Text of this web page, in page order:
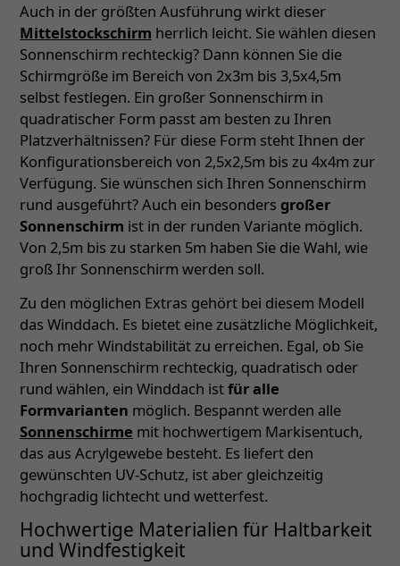
Auch in der größten Ausführung wirkt dieser
Mittelstockschirm herrlich leicht. Sie wählen diesen
Sonnenschirm rechteckig? Dann können Sie die
Schirmgröße im Bereich von 2x3m bis 3,5x4,5m
selbst festlegen. Ein großer Sonnenschirm in
quadratischer Form passt am besten zu Ihren
Platzverhältnissen? Für diese Form steht Ihnen der
Konfigurationsbereich von 2,5x2,5m bis zu 4x4m zur
Verfügung. Sie wünschen sich Ihren Sonnenschirm
rund ausgeführt? Auch ein besonders großer
Sonnenschirm ist in der runden Variante möglich.
Von 2,5m bis zu starken 5m haben Sie die Wahl, wie
groß Ihr Sonnenschirm werden soll.
Zu den möglichen Extras gehört bei diesem Modell
das Winddach. Es bietet eine zusätzliche Möglichkeit,
noch mehr Windstabilität zu erreichen. Egal, ob Sie
Ihren Sonnenschirm rechteckig, quadratisch oder
rund wählen, ein Winddach istfür alle
Formvarianten möglich. Bespannt werden alle
Sonnenschirme mit hochwertigem Markisentuch,
das aus Acrylgewebe besteht. Es liefert den
gewünschten UV-Schutz, ist aber gleichzeitig
hochgradig lichtecht und wetterfest.
Hochwertige Materialien für Haltbarkeit
und Windfestigkeit